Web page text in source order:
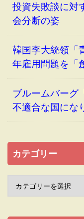
投資失敗談に対
会分断の姿
韓国李大統領「
年雇用問題を「
ブルームバーグ
不適合な国にな
カテゴリー